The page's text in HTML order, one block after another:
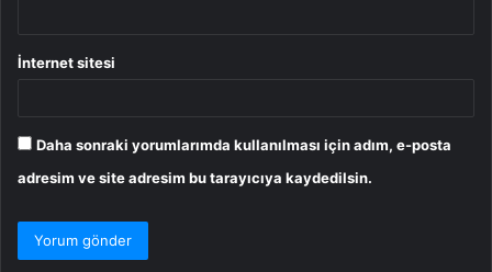
İnternet sitesi
Daha sonraki yorumlarımda kullanılması için adım, e-posta
adresim ve site adresim bu tarayıcıya kaydedilsin.